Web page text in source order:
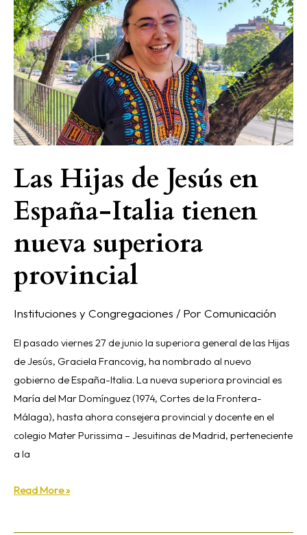
Las Hijas de Jesús en
España-Italia tienen
nueva superiora
provincial
Instituciones y Congregaciones / Por Comunicación
El pasado viernes 27 de junio la superiora general de las Hijas
de Jesús, Graciela Francovig, ha nombrado al nuevo
gobierno de España-Italia. La nueva superiora provincial es
María del Mar Domínguez (1974, Cortes de la Frontera-
Málaga), hasta ahora consejera provincial y docente en el
colegio Mater Purissima – Jesuitinas de Madrid, perteneciente
a la
de
Jesús
en
España-
Italia
tienen
nueva
superiora
Read More »